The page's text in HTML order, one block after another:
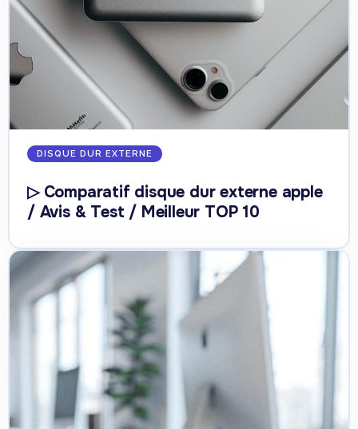
DISQUE DUR EXTERNE
▷ Comparatif disque dur externe apple
/ Avis & Test / Meilleur TOP 10